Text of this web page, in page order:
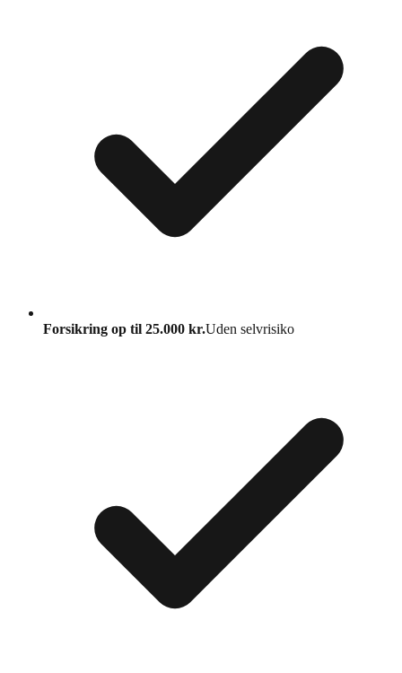
Forsikring op til 25.000 kr.Uden selvrisiko